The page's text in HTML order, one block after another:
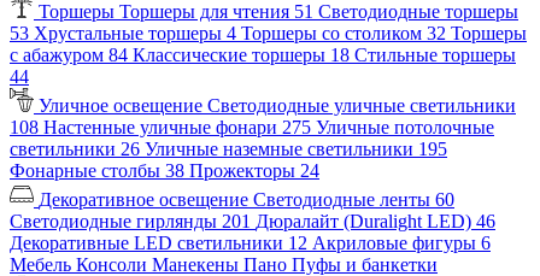
Торшеры Торшеры для чтения 51 Светодиодные торшеры
53 Хрустальные торшеры 4 Торшеры со столиком 32 Торшеры
с абажуром 84 Классические торшеры 18 Стильные торшеры
44
Уличное освещение Светодиодные уличные светильники
108 Настенные уличные фонари 275 Уличные потолочные
светильники 26 Уличные наземные светильники 195
Фонарные столбы 38 Прожекторы 24
Декоративное освещение Светодиодные ленты 60
Светодиодные гирлянды 201 Дюралайт (Duralight LED) 46
Декоративные LED светильники 12 Акриловые фигуры 6
Мебель Консоли Манекены Пано Пуфы и банкетки